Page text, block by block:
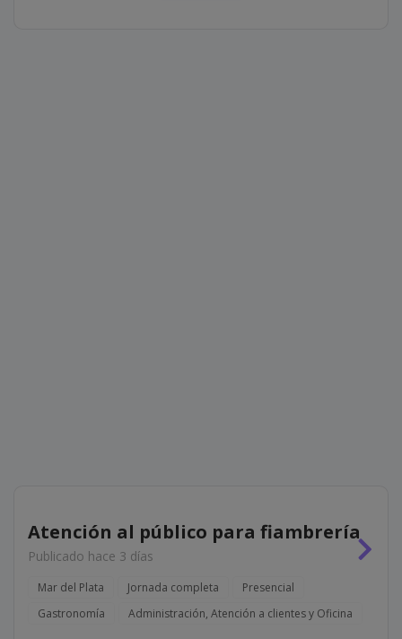
Atención al público para fiambrería
Publicado hace 3 días
Mar del Plata Jornada completa
Presencial
Gastronomía
Administración, Atención a clientes y Oficina